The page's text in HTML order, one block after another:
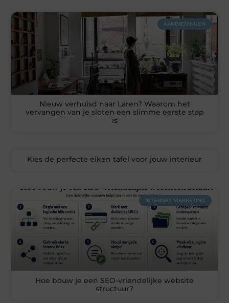
AANBIEDINGEN
Nieuw verhuisd naar Laren? Waarom het
vervangen van je sloten een slimme eerste stap
is
Kies de perfecte eiken tafel voor jouw interieur
INTERNET MARKETING
Hoe bouw je een SEO-vriendelijke website
structuur?